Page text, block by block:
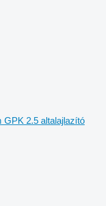
GPK 2.5 altalajlazító